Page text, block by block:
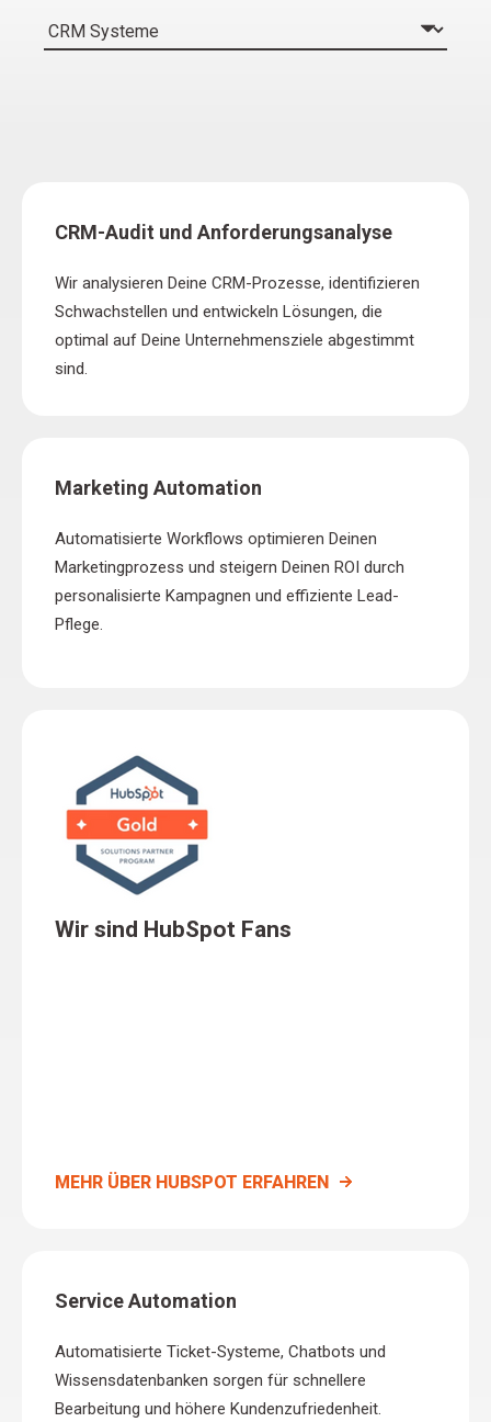
CRM-Audit und Anforderungsanalyse
Wir analysieren Deine CRM-Prozesse, identifizieren
Schwachstellen und entwickeln Lösungen, die
optimal auf Deine Unternehmensziele abgestimmt
sind.
Marketing Automation
Automatisierte Workflows optimieren Deinen
Marketingprozess und steigern Deinen ROI durch
personalisierte Kampagnen und effiziente Lead-
Pflege.
Wir sind HubSpot Fans
MEHR ÜBER HUBSPOT ERFAHREN
Service Automation
Automatisierte Ticket-Systeme, Chatbots und
Wissensdatenbanken sorgen für schnellere
Bearbeitung und höhere Kundenzufriedenheit.